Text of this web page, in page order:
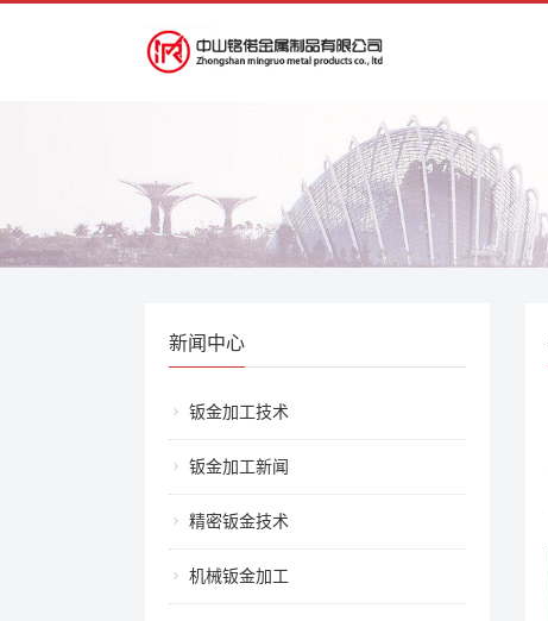
新闻中心
钣金加工技术
钣金加工新闻
精密钣金技术
机械钣金加工